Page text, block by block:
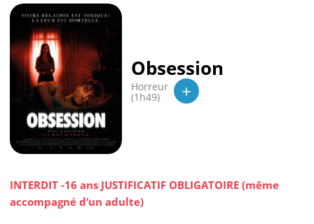
Obsession
Horreur
(1h49) +
INTERDIT -16 ans JUSTIFICATIF OBLIGATOIRE (même
accompagné d’un adulte)